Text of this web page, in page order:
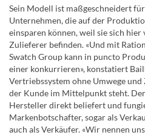
Sein Modell ist maßgeschneidert
Unternehmen, die auf der
einsparen können, weil sie sich
Zulieferer befinden. «Und mit
Swatch Group kann in puncto
einer konkurrieren», konstatiert
Vertriebssystem ohne Umwege
der Kunde im Mittelpunkt steht.
Hersteller direkt beliefert und
Markenbotschafter, sogar als
auch als Verkäufer. «Wir nennen